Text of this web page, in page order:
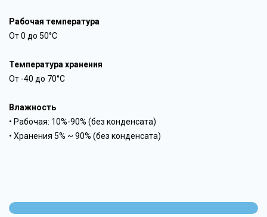
Рабочая температура
От 0 до 50°C
Температура хранения
От -40 до 70°C
Влажность
• Рабочая: 10%-90% (без конденсата)
• Хранения 5% ~ 90% (без конденсата)